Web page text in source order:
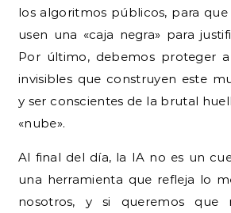
los algoritmos públicos, para
usen una «caja negra» para
Por último, debemos proteger
invisibles que construyen este
y ser conscientes de la brutal
«nube».
Al final del día, la IA no es un
una herramienta que refleja lo
nosotros, y si queremos que